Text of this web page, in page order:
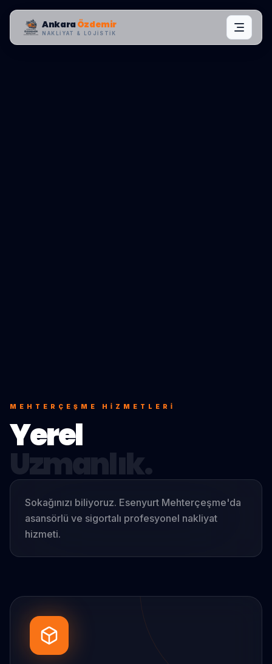
AnkaraÖzdemir
NAKLIYAT & LOJISTIK
MEHTERÇEŞME HIZMETLERI
Yerel
Uzmanlık.
Sokağınızı biliyoruz. Esenyurt Mehterçeşme'da
asansörlü ve sigortalı profesyonel nakliyat
hizmeti.